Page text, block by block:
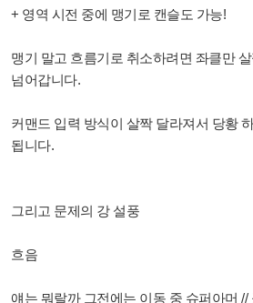
+ 영역 시전 중에 맹기로 캔슬도 가능!
맹기 말고 흐름기로 취소하려면 좌클만
넘어갑니다.
커맨드 입력 방식이 살짝 달라져서 당황
됩니다.
그리고 문제의 강 설풍
흐음
얘는 뭐랄까 그전에는 이동 중 슈퍼아머